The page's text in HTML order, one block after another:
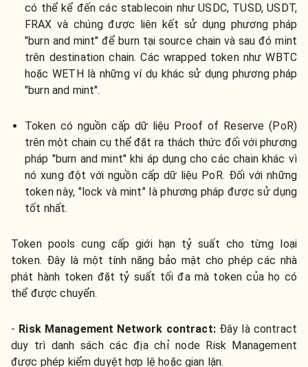
có thể kể đến các stablecoin như USDC, TUSD, USDT,
FRAX và chúng được liên kết sử dụng phương pháp
"burn and mint" để burn tại source chain và sau đó mint
trên destination chain. Các wrapped token như WBTC
hoặc WETH là những ví dụ khác sử dụng phương pháp
"burn and mint".
Token có nguồn cấp dữ liệu Proof of Reserve (PoR)
trên một chain cụ thể đặt ra thách thức đối với phương
pháp "burn and mint" khi áp dụng cho các chain khác vì
nó xung đột với nguồn cấp dữ liệu PoR. Đối với những
token này, "lock và mint" là phương pháp được sử dụng
tốt nhất.
Token pools cung cấp giới hạn tỷ suất cho từng loại
token. Đây là một tính năng bảo mật cho phép các nhà
phát hành token đặt tỷ suất tối đa mà token của họ có
thể được chuyển.
- Risk Management Network contract:Đây là contract
duy trì danh sách các địa chỉ node Risk Management
được phép kiểm duyệt hợp lệ hoặc gian lận.